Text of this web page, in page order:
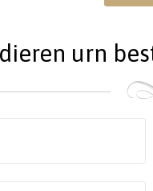
urn